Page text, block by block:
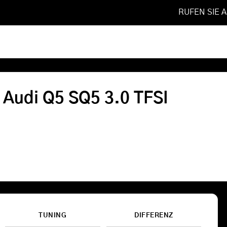
RUFEN
Softwareoptimierung
Shop
Q5 SQ5 3.0 TFSI
TUNING DIFFERENZ